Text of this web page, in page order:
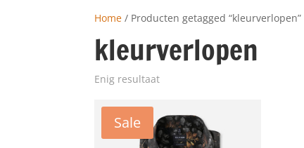
Home / Producten getagged “kleurverlopen”
kleurverlopen
Enig resultaat
Sale